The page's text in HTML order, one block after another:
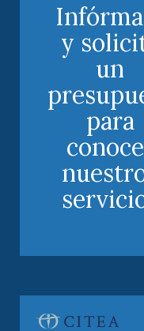
y
un
para